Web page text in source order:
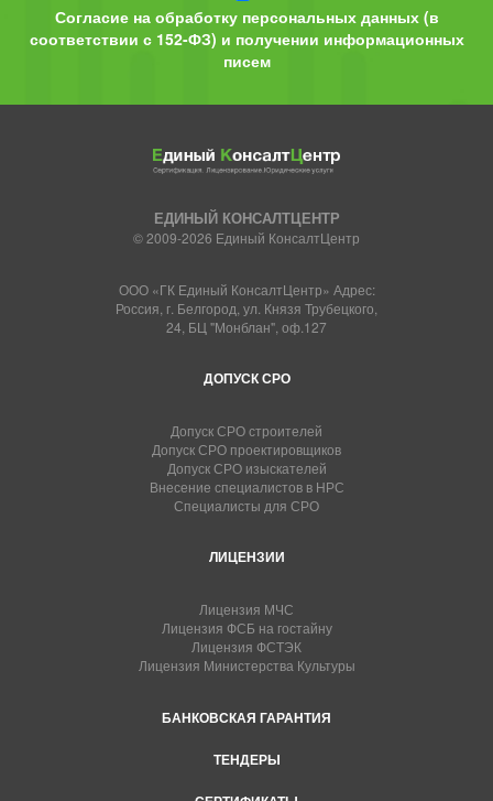
Согласие на обработку персональных данных (в
соответствии с 152-ФЗ) и получении информационных
писем
ЕДИНЫЙ КОНСАЛТЦЕНТР
© 2009-2026 Единый КонсалтЦентр
ООО «ГК Единый КонсалтЦентр» Адрес:
Россия, г. Белгород, ул. Князя Трубецкого,
24, БЦ "Монблан", оф.127
ДОПУСК СРО
Допуск СРО строителей
Допуск СРО проектировщиков
Допуск СРО изыскателей
Внесение специалистов в НРС
Специалисты для СРО
ЛИЦЕНЗИИ
Лицензия МЧС
Лицензия ФСБ на гостайну
Лицензия ФСТЭК
Лицензия Министерства Культуры
БАНКОВСКАЯ ГАРАНТИЯ
ТЕНДЕРЫ